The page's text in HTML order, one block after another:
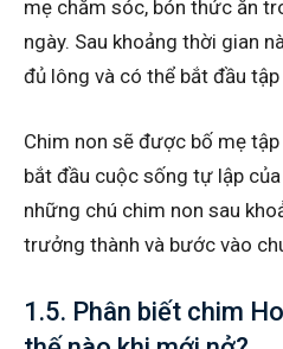
mẹ chăm sóc, bón thức ăn
ngày. Sau khoảng thời gian
đủ lông và có thể bắt đầu tập
Chim non sẽ được bố mẹ
bắt đầu cuộc sống tự lập
những chú chim non sau
trưởng thành và bước vào
1.5. Phân biết chim